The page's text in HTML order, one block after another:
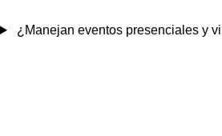
¿Manejan eventos presenciales y